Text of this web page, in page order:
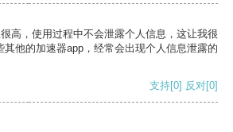
高，使用过程中不会泄露个人信息，这让我很
他的加速器app，经常会出现个人信息泄露的
支持[0] 反对[0]